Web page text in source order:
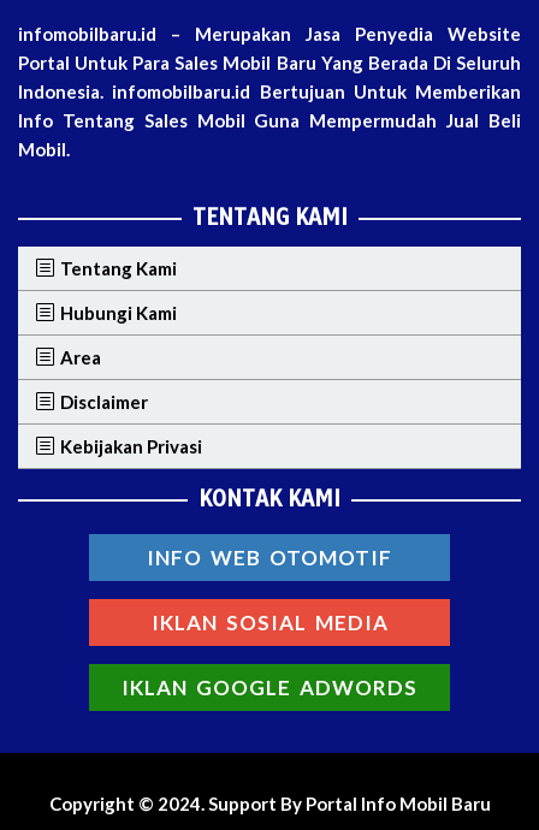
infomobilbaru.id – Merupakan Jasa Penyedia Website
Portal Untuk Para Sales Mobil Baru Yang Berada Di Seluruh
Indonesia. infomobilbaru.id Bertujuan Untuk Memberikan
Info Tentang Sales Mobil Guna Mempermudah Jual Beli
Mobil.
TENTANG KAMI
Tentang Kami
Hubungi Kami
Area
Disclaimer
Kebijakan Privasi
KONTAK KAMI
INFO WEB OTOMOTIF
IKLAN SOSIAL MEDIA
IKLAN GOOGLE ADWORDS
Copyright © 2024. Support By Portal Info Mobil Baru